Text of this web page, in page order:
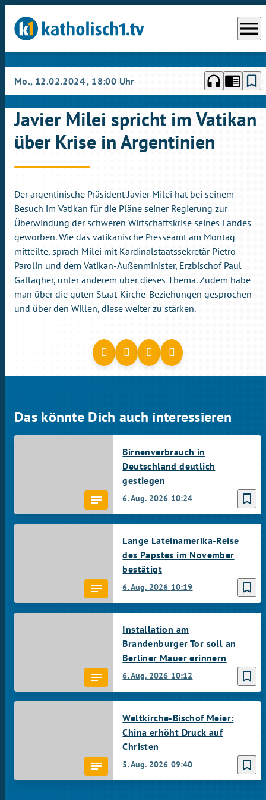
menu
Mo., 12.02.2024, 18:00 Uhr headphones chrome_reader_mode bookmark_border
Javier Milei spricht im Vatikan
über Krise in Argentinien
Der argentinische Präsident Javier Milei hat bei seinem
Besuch im Vatikan für die Pläne seiner Regierung zur
Überwindung der schweren Wirtschaftskrise seines Landes
geworben. Wie das vatikanische Presseamt am Montag
mitteilte, sprach Milei mit Kardinalstaatssekretär Pietro
Parolin und dem Vatikan-Außenminister, Erzbischof Paul
Gallagher, unter anderem über dieses Thema. Zudem habe
man über die guten Staat-Kirche-Beziehungen gesprochen
und über den Willen, diese weiter zu stärken.
Das könnte Dich auch interessieren
bookmark_border
6. Aug. 2026 10:24
Birnenverbrauch in
Deutschland deutlich
gestiegen
bookmark_border
6. Aug. 2026 10:19
Lange Lateinamerika-Reise
des Papstes im November
bestätigt
bookmark_border
6. Aug. 2026 10:12
Installation am
Brandenburger Tor soll an
Berliner Mauer erinnern
bookmark_border
5. Aug. 2026 09:40
Weltkirche-Bischof Meier:
China erhöht Druck auf
Christen